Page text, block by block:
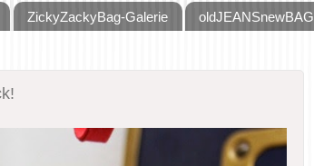
ZickyZackyBag-Galerie oldJEANSnewBAG